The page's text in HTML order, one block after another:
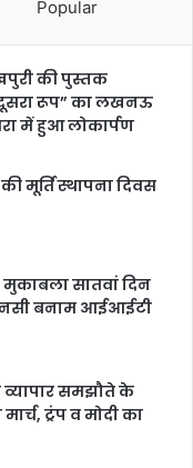
Popular
की पुस्तक
रूप” का लखनऊ
में हुआ लोकार्पण
मूर्ति स्थापना दिवस
सातवां दिन
बनाम आईआईटी
समझौते के
ट्रंप व मोदी का